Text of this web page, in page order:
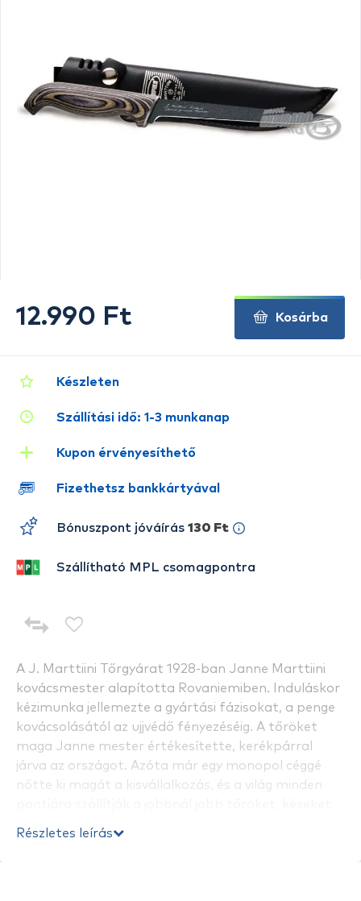
A J. Marttiini Tőrgyárat 1928-ban Janne Marttiini
kovácsmester alapította Rovaniemiben. Induláskor
kézimunka jellemezte a gyártási fázisokat, a penge
kovácsolásától az ujjvédő fényezéséig. A tőröket
maga Janne mester értékesítette, kerékpárral
járva az országot. Azóta már egy monopol céggé
nőtte ki magát a kisvállalkozás, és a világ minden
Részletes leírás
Készleten
Szállítási idő: 1-3 munkanap
Kupon érvényesíthető
Fizethetsz bankkártyával
Bónuszpont jóváírás 130 Ft
Szállítható MPL csomagpontra
12.990 Ft Kosárba